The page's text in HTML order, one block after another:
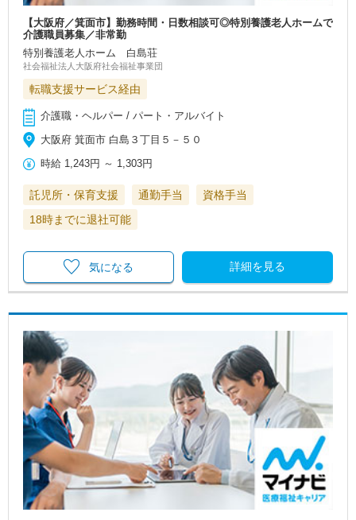
【大阪府／箕面市】勤務時間・日数相談可◎特別養護老人ホームで
介護職員募集／非常勤
特別養護老人ホーム 白島荘
社会福祉法人大阪府社会福祉事業団
転職支援サービス経由
介護職・ヘルパー / パート・アルバイト
大阪府 箕面市 白島３丁目５－５０
時給 1,243円 ～ 1,303円
託児所・保育支援 通勤手当
資格手当
18時までに退社可能
詳細を見る
気になる